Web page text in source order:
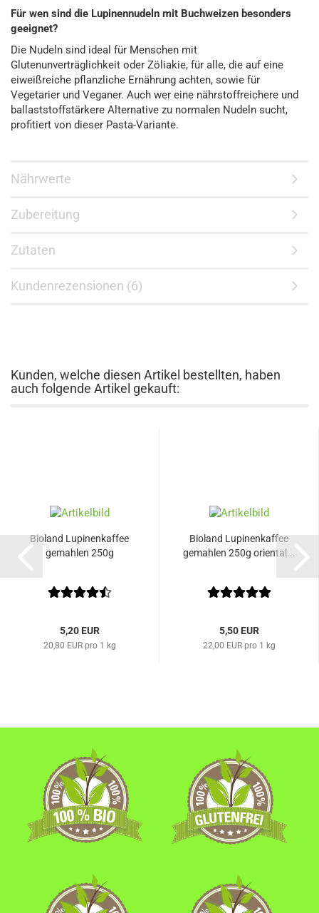
Für wen sind die Lupinennudeln mit Buchweizen besonders
geeignet?
Die Nudeln sind ideal für Menschen mit
Glutenunverträglichkeit oder Zöliakie, für alle, die auf eine
eiweißreiche pflanzliche Ernährung achten, sowie für
Vegetarier und Veganer. Auch wer eine nährstoffreichere und
ballaststoffstärkere Alternative zu normalen Nudeln sucht,
profitiert von dieser Pasta-Variante.
Nährwerte
Zubereitung
Zutaten
Kundenrezensionen (6)
Kunden, welche diesen Artikel bestellten, haben
auch folgende Artikel gekauft:
Bioland Lupinenkaffee
gemahlen 250g
5,20 EUR
20,80 EUR pro 1 kg
Bioland Lupinenkaffee
gemahlen 250g oriental...
5,50 EUR
22,00 EUR pro 1 kg